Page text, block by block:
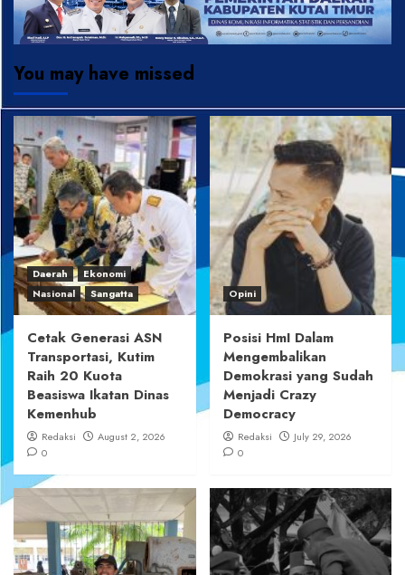
You may have missed
Daerah
Ekonomi
Nasional
Sangatta
Cetak Generasi ASN
Transportasi, Kutim
Raih 20 Kuota
Beasiswa Ikatan Dinas
Kemenhub
Redaksi
August 2, 2026
0
Opini
Posisi HmI Dalam
Mengembalikan
Demokrasi yang Sudah
Menjadi Crazy
Democracy
Redaksi
July 29, 2026
0